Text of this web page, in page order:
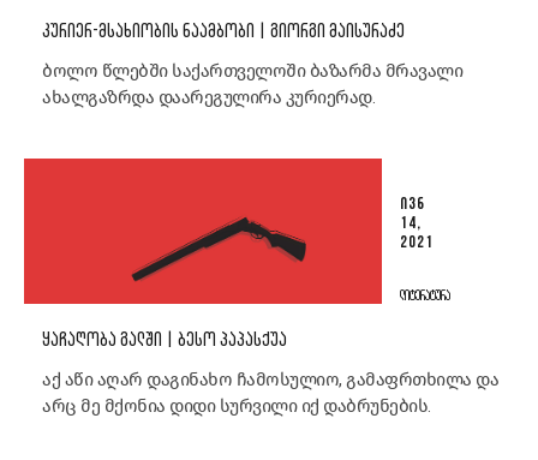
ᲙᲣᲠᲘᲔᲠ-ᲛᲡᲐᲮᲘᲝᲑᲘᲡ ᲜᲐᲐᲛᲑᲝᲑᲘ | ᲒᲘᲝᲠᲒᲘ ᲛᲐᲘᲡᲣᲠᲐᲫᲔ
ბოლო წლებში საქართველოში ბაზარმა მრავალი
ახალგაზრდა დაარეგულირა კურიერად.
ᲘᲕᲜ
14,
2021
ᲚᲘᲢᲔᲠᲐᲢᲣᲠᲐ
ᲧᲐᲩᲐᲦᲝᲑᲐ ᲒᲐᲚᲨᲘ | ᲑᲔᲡᲝ ᲞᲐᲞᲐᲡᲥᲣᲐ
აქ აწი აღარ დაგინახო ჩამოსულიო, გამაფრთხილა და
არც მე მქონია დიდი სურვილი იქ დაბრუნების.